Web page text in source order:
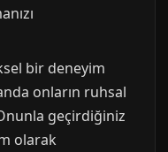
bir deneyim
onların ruhsal
geçirdiğiniz
olarak